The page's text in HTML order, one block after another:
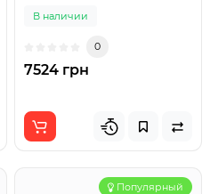
В наличии
0
7524 грн
Популярный